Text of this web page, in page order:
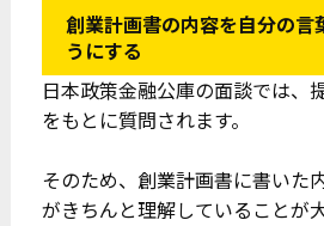
創業計画書の内容を自分の言
うにする
日本政策金融公庫の面談では、
をもとに質問されます。
そのため、創業計画書に書いた
がきちんと理解していることが大